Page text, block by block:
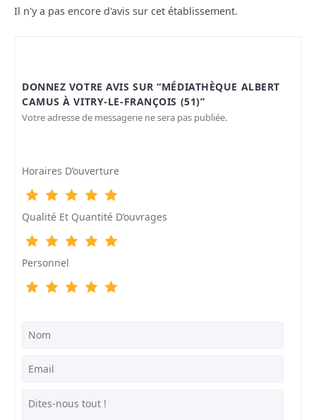
Il n'y a pas encore d'avis sur cet établissement.
DONNEZ VOTRE AVIS SUR “MÉDIATHÈQUE ALBERT
CAMUS À VITRY-LE-FRANÇOIS (51)”
Votre adresse de messagerie ne sera pas publiée.
Horaires D’ouverture
Qualité Et Quantité D’ouvrages
Personnel